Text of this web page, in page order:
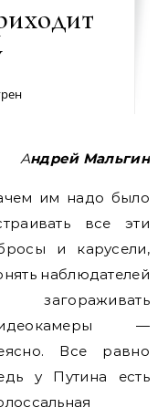
Андрей Мальгин
им надо было
все эти
и карусели,
наблюдателей
загораживать
—
Все равно
у Путина есть